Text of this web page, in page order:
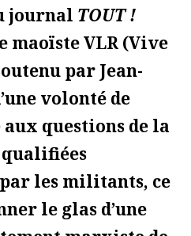
journal TOUT !
maoïste VLR (Vive
par Jean-
volonté de
questions de la
les militants, ce
le glas d’une